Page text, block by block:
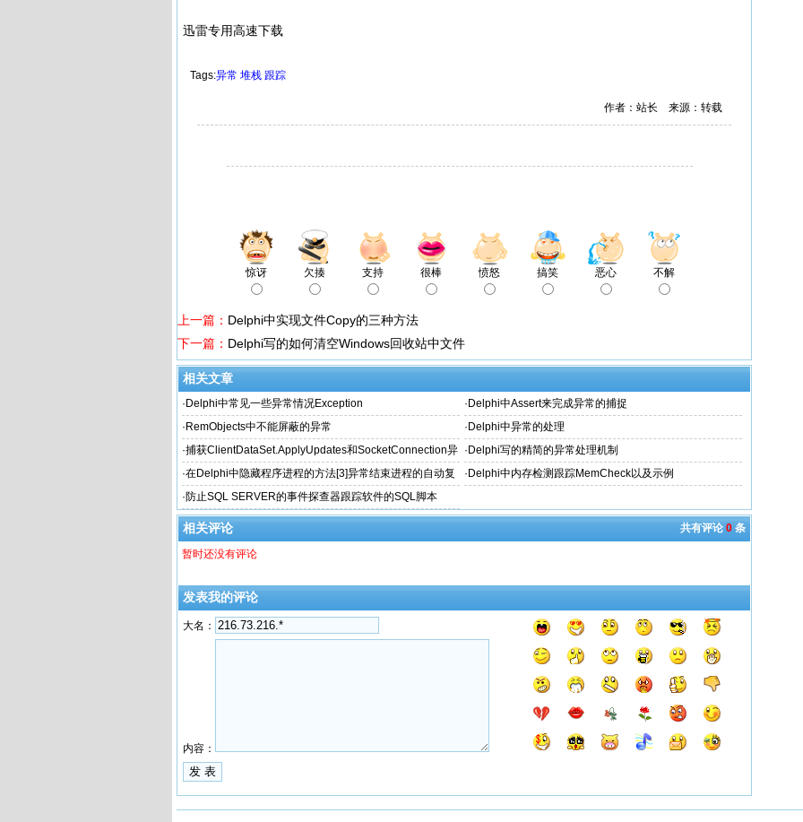
迅雷专用高速下载
Tags:异常 堆栈 跟踪
作者：站长 来源：转载
惊讶 欠揍 支持 很棒 愤怒 搞笑 恶心 不解
上一篇： Delphi中实现文件Copy的三种方法
下一篇： Delphi写的如何清空Windows回收站中文件
相关文章
· Delphi中常见一些异常情况Exception · Delphi中Assert来完成异常的捕捉
· RemObjects中不能屏蔽的异常 · Delphi中异常的处理
·捕获ClientDataSet.ApplyUpdates和SocketConnection异
常
· Delphi写的精简的异常处理机制
·在Delphi中隐藏程序进程的方法[3]异常结束进程的自动复
活法
· Delphi中内存检测跟踪MemCheck以及示例
·防止SQL SERVER的事件探查器跟踪软件的SQL脚本
共有评论 0 条
相关评论
暂时还没有评论
发表我的评论
大名：
内容：